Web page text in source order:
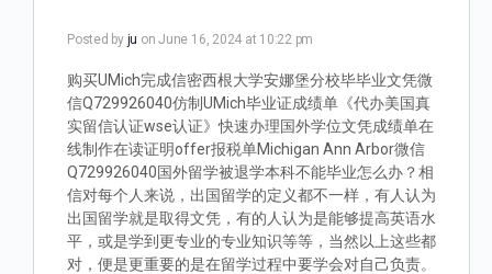
Posted by ju on June 16, 2024 at 10:22 pm
购买UMich完成信密西根大学安娜堡分校毕毕业文凭微
信Q729926040仿制UMich毕业证成绩单《代办美国真
实留信认证wse认证》快速办理国外学位文凭成绩单在
线制作在读证明offer报税单Michigan Ann Arbor微信
Q729926040国外留学被退学本科不能毕业怎么办？相
信对每个人来说，出国留学的定义都不一样，有人认为
出国留学就是取得文凭，有的人认为是能够提高英语水
平，或是学到更专业的专业知识等等，当然以上这些都
对，便是更重要的是在留学过程中要学会对自己负责。